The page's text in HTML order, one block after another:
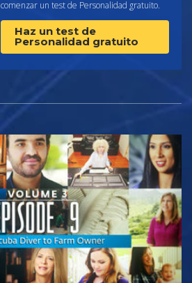
comenzar un test de Personalidad gratuito.
Haz un test de
Personalidad gratuito